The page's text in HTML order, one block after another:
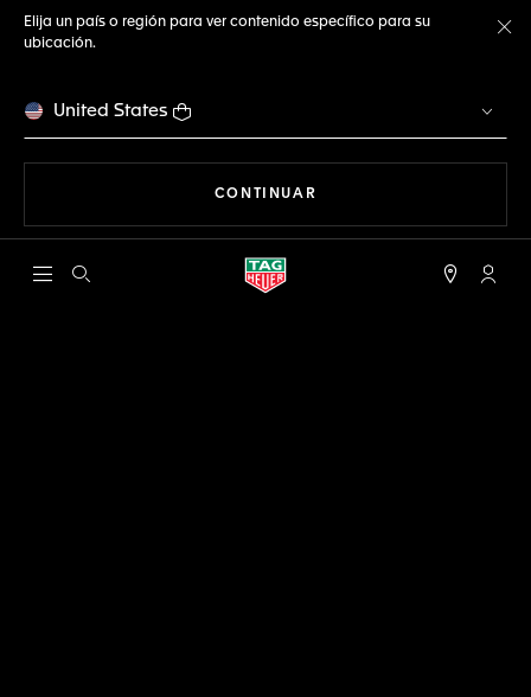
Elija un país o región para ver contenido específico para su
ubicación.
United States
CONTINUAR
Abrir el menú de búsqueda